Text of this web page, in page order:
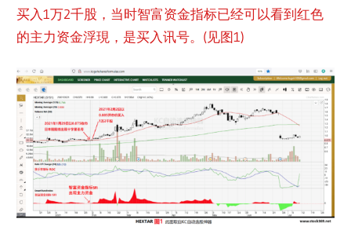
买入1万2千股，当时智富资金指标已经可以看到红色
的主力资金浮現，是买入讯号。(见图1)